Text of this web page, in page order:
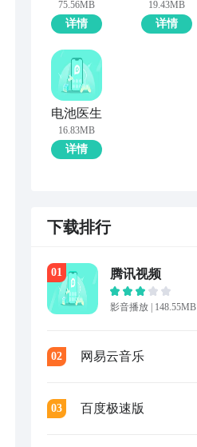
75.56MB
详情
19.43MB
详情
电池医生
16.83MB
详情
下载排行
01 腾讯视频
影音播放 | 148.55MB
02 网易云音乐
03 百度极速版